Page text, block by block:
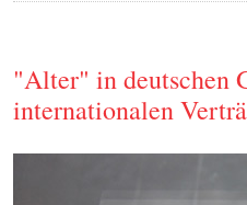
"Alter" in deutschen
internationalen